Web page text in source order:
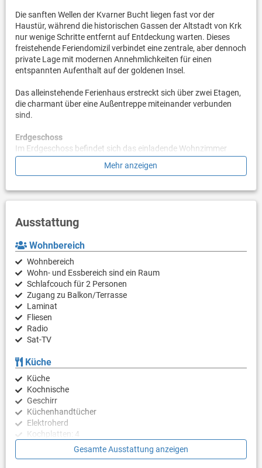
Die sanften Wellen der Kvarner Bucht liegen fast vor der
Haustür, während die historischen Gassen der Altstadt von Krk
nur wenige Schritte entfernt auf Entdeckung warten. Dieses
freistehende Feriendomizil verbindet eine zentrale, aber dennoch
private Lage mit modernen Annehmlichkeiten für einen
entspannten Aufenthalt auf der goldenen Insel.
Das alleinstehende Ferienhaus erstreckt sich über zwei Etagen,
die charmant über eine Außentreppe miteinander verbunden
sind.
Erdgeschoss
Im Erdgeschoss befindet sich das einladende Wohnzimmer
sowie die voll ausgestattete Küche und ein separates WC mit
Obergeschoss
Klimaanlage und des inkludierten WLAN-Internets ist für
Außenbereich
Der Außenbereich besticht durch einen 23 m² großen
Swimmingpool, der auf Wunsch gegen eine tägliche Gebühr (15
€ / Tag / zahlbar vor Ort) vor Ort beheizt werden kann.
Ein gepflegter Garten mit einer gemütlichen Sitzmöglichkeit und
einem Grill lädt zu gemeinsamen Abenden im Freien ein. Da es
sich um ein Ferienhaus handelt, stehen alle Außenbereiche
Parken
Ein privater, eigener Parkplatz befindet sich direkt auf dem
umzäunten Grundstück des Ferienhauses und steht kostenfrei
zur Verfügung.
E-Auto-Wallbox
Ein besonderes Highlight für modern Reisende ist die
hauseigene E-Auto-Wallbox (11 kW) auf dem Grundstück, deren
Abrechnung flexibel nach Absprache mit dem Eigentümer
Mehr anzeigen
Ausstattung
Wohnbereich
Wohnbereich
Wohn- und Essbereich sind ein Raum
Schlafcouch für 2 Personen
Zugang zu Balkon/Terrasse
Laminat
Fliesen
Radio
Sat-TV
Küche
Küche
Kochnische
Geschirr
Küchenhandtücher
Elektroherd
Kochplatten: 4
Kühlschrank mit Gefriermöglichkeit
Gesamte Ausstattung anzeigen